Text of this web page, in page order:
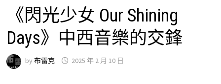
《閃光少女 Our Shining
Days》中西音樂的交鋒
by 布雷克 2025 年 2 月 10 日